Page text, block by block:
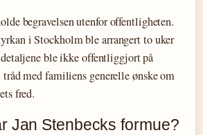
begravelsen utenfor offentligheten.
i Stockholm ble arrangert to uker
ble ikke offentliggjort på
med familiens generelle ønske om
fred.
Jan Stenbecks formue?